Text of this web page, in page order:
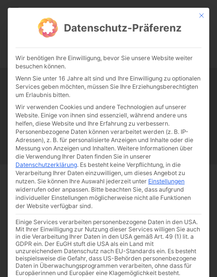
CATHWALK.DE
0:00 -:--
Tag:Politik
Papst Franziskus Ehe Sex Liebe Familie
Katholizismus
Franziskus
50 Jahre Humanae vitae Katholische Kirche
Die Kirche braucht uns! –
Die Aufgabe der Laien
Start Schlagworte Politik
Mit
Datenschutz-Präferenz
Wir benötigen Ihre Einwilligung, bevor Sie unsere Website weiter
besuchen können.
Wenn Sie unter 16 Jahre alt sind und Ihre Einwilligung zu optionalen
Services geben möchten, müssen Sie Ihre Erziehungsberechtigten
um Erlaubnis bitten.
Wir verwenden Cookies und andere Technologien auf unserer
Website. Einige von ihnen sind essenziell, während andere uns
helfen, diese Website und Ihre Erfahrung zu verbessern.
Personenbezogene Daten können verarbeitet werden (z. B. IP-
Adressen), z. B. für personalisierte Anzeigen und Inhalte oder die
Messung von Anzeigen und Inhalten. Weitere Informationen über
die Verwendung Ihrer Daten finden Sie in unserer
Datenschutzerklärung. Es besteht keine Verpflichtung, in die
Verarbeitung Ihrer Daten einzuwilligen, um dieses Angebot zu
nutzen. Sie können Ihre Auswahl jederzeit unter Einstellungen
widerrufen oder anpassen. Bitte beachten Sie, dass aufgrund
individueller Einstellungen möglicherweise nicht alle Funktionen
der Website verfügbar sind.
Einige Services verarbeiten personenbezogene Daten in den USA.
Mit Ihrer Einwilligung zur Nutzung dieser Services willigen Sie auch
in die Verarbeitung Ihrer Daten in den USA gemäß Art. 49 (1) lit. a
GDPR ein. Der EuGH stuft die USA als ein Land mit
unzureichendem Datenschutz nach EU-Standards ein. Es besteht
beispielsweise die Gefahr, dass US-Behörden personenbezogene
Daten in Überwachungsprogrammen verarbeiten, ohne dass für
Europäerinnen und Europäer eine Klagemöglichkeit besteht.